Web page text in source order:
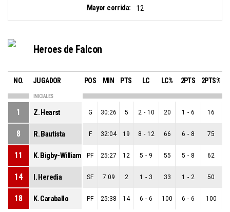
Mayor corrida:
12
Heroes de Falcon
NO. JUGADOR POS MIN PTS LC LC% 2PTS 2PTS%
INICIALES
1 Z. Hearst G 30:26 5 2 - 10 20 1 - 6 16
8 R. Bautista F 32:04 19 8 - 12 66 6 - 8 75
11 K. Bigby-Williams PF 25:27 12 5 - 9 55 5 - 8 62
14 I. Heredia SF 7:09 2 1 - 3 33 1 - 2 50
18 K. Caraballo PF 25:38 14 6 - 6 100 6 - 6 100